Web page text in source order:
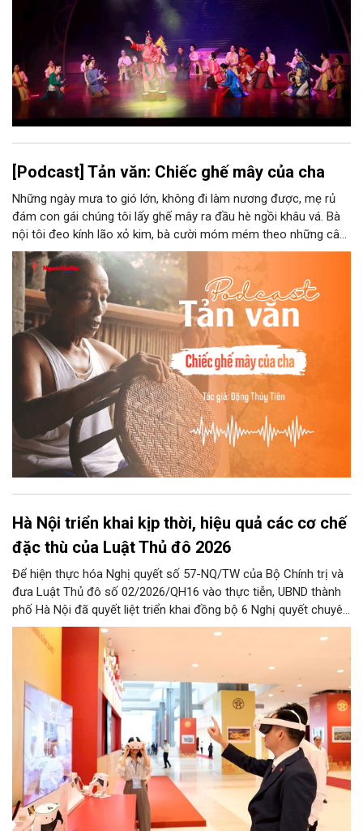
thành năng lực cạnh tranh của Thủ đô.
[Podcast] Tản văn: Chiếc ghế mây của cha
Những ngày mưa to gió lớn, không đi làm nương được, mẹ rủ
đám con gái chúng tôi lấy ghế mây ra đầu hè ngồi khâu vá. Bà
nội tôi đeo kính lão xỏ kim, bà cười móm mém theo những câu
chuyện kể tếu táo của đám trẻ chúng tôi. Chiếc ghế mây phát
ra âm thanh kin kít chịu đựng sức nặng cơ thể con người theo
những điệu cười khúc khích.
Hà Nội triển khai kịp thời, hiệu quả các cơ chế
đặc thù của Luật Thủ đô 2026
Để hiện thực hóa Nghị quyết số 57-NQ/TW của Bộ Chính trị và
đưa Luật Thủ đô số 02/2026/QH16 vào thực tiễn, UBND thành
phố Hà Nội đã quyết liệt triển khai đồng bộ 6 Nghị quyết chuyên
đề của HĐND Thành phố. Đợt triển khai này đề ra khung chính
sách cùng hệ thống giải pháp toàn diện nhằm cụ thể hóa các
cơ chế đặc thù, tạo động lực bứt phá cho phát triển khoa học,
công nghệ, đổi mới sáng tạo và chuyển đổi số trên địa bàn Thủ
đô.